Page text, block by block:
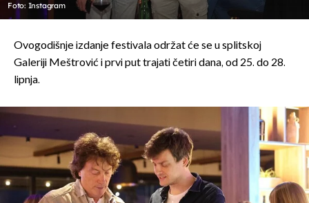
Foto: Instagram
Ovogodišnje izdanje festivala održat će se u splitskoj
Galeriji Meštrović i prvi put trajati četiri dana, od 25. do 28.
lipnja.